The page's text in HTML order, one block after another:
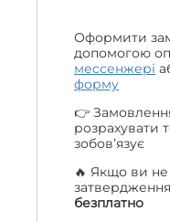
Оформити
допомогою
мессенжері
форму
👉
розрахувати
зобов’язує
🔥 Якщо ви
безплатно